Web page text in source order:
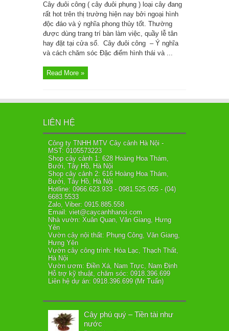
Cây đuôi công ( cây đuôi phụng ) loại cây đang
rất hot trên thị trường hiện nay bởi ngoại hình
độc đáo và ý nghĩa phong thủy tốt. Thường
được dùng trang trí bàn làm việc, quầy lễ tân
hay đặt tại cửa sổ. Cây đuôi công – Ý nghĩa
và cách chăm sóc Đặc điểm hình thái và ...
Read More »
LIÊN HỆ
Công ty TNHH MTV Cây cảnh Hà Nội -
MST: 0105573223
Shop cây cảnh 1: 628 Hoàng Hoa Thám,
Bưởi, Tây Hồ, Hà Nội
Shop cây cảnh 2: 616 Hoàng Hoa Thám,
Bưởi, Tây Hồ, Hà Nội
Hotline: 0966.623.933 - 0981.525.055 - (04)
6683.5533
Zalo, Viber: 0915.885.558
Email: viet@caycanhhanoi.com
Nhà vườn: Xuân Quan, Văn Giang, Hưng
Yên
Vườn cây nội thất: Phụng Công, Văn Giang,
Hưng Yên
Vườn cây công trình: Hòa Lạc, Thạch Thất,
Hà Nội
Vườn ươm: Điền Xá, Nam Trực, Nam Định
Hỗ trợ kỹ thuật, chăm sóc: 0918.396.699
Liên hệ dự án: 0918.396.699 (Mr Tuấn)
Cây phú quý – Tiền tài như
nước